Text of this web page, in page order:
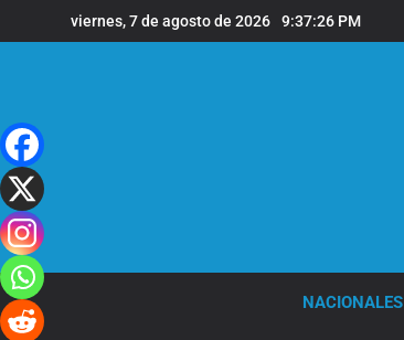
al
viernes, 7 de agosto de 2026 9:37:27 PM
NACIONALES